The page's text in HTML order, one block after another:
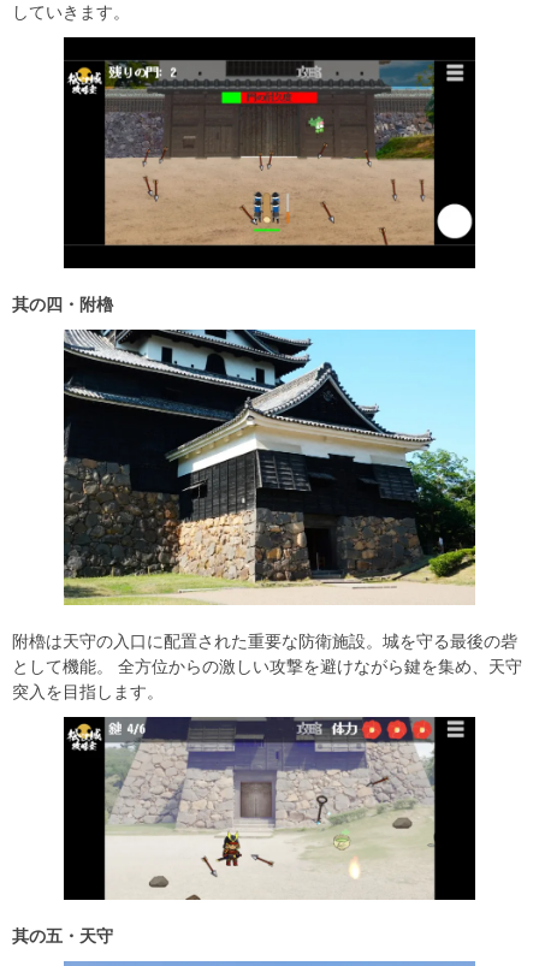
していきます。
其の四・附櫓
附櫓は天守の入口に配置された重要な防衛施設。城を守る最後の砦
として機能。 全方位からの激しい攻撃を避けながら鍵を集め、天守
突入を目指します。
其の五・天守